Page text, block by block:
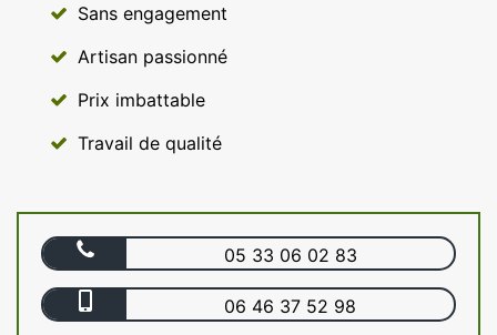
Sans engagement
Artisan passionné
Prix imbattable
Travail de qualité
05 33 06 02 83
06 46 37 52 98